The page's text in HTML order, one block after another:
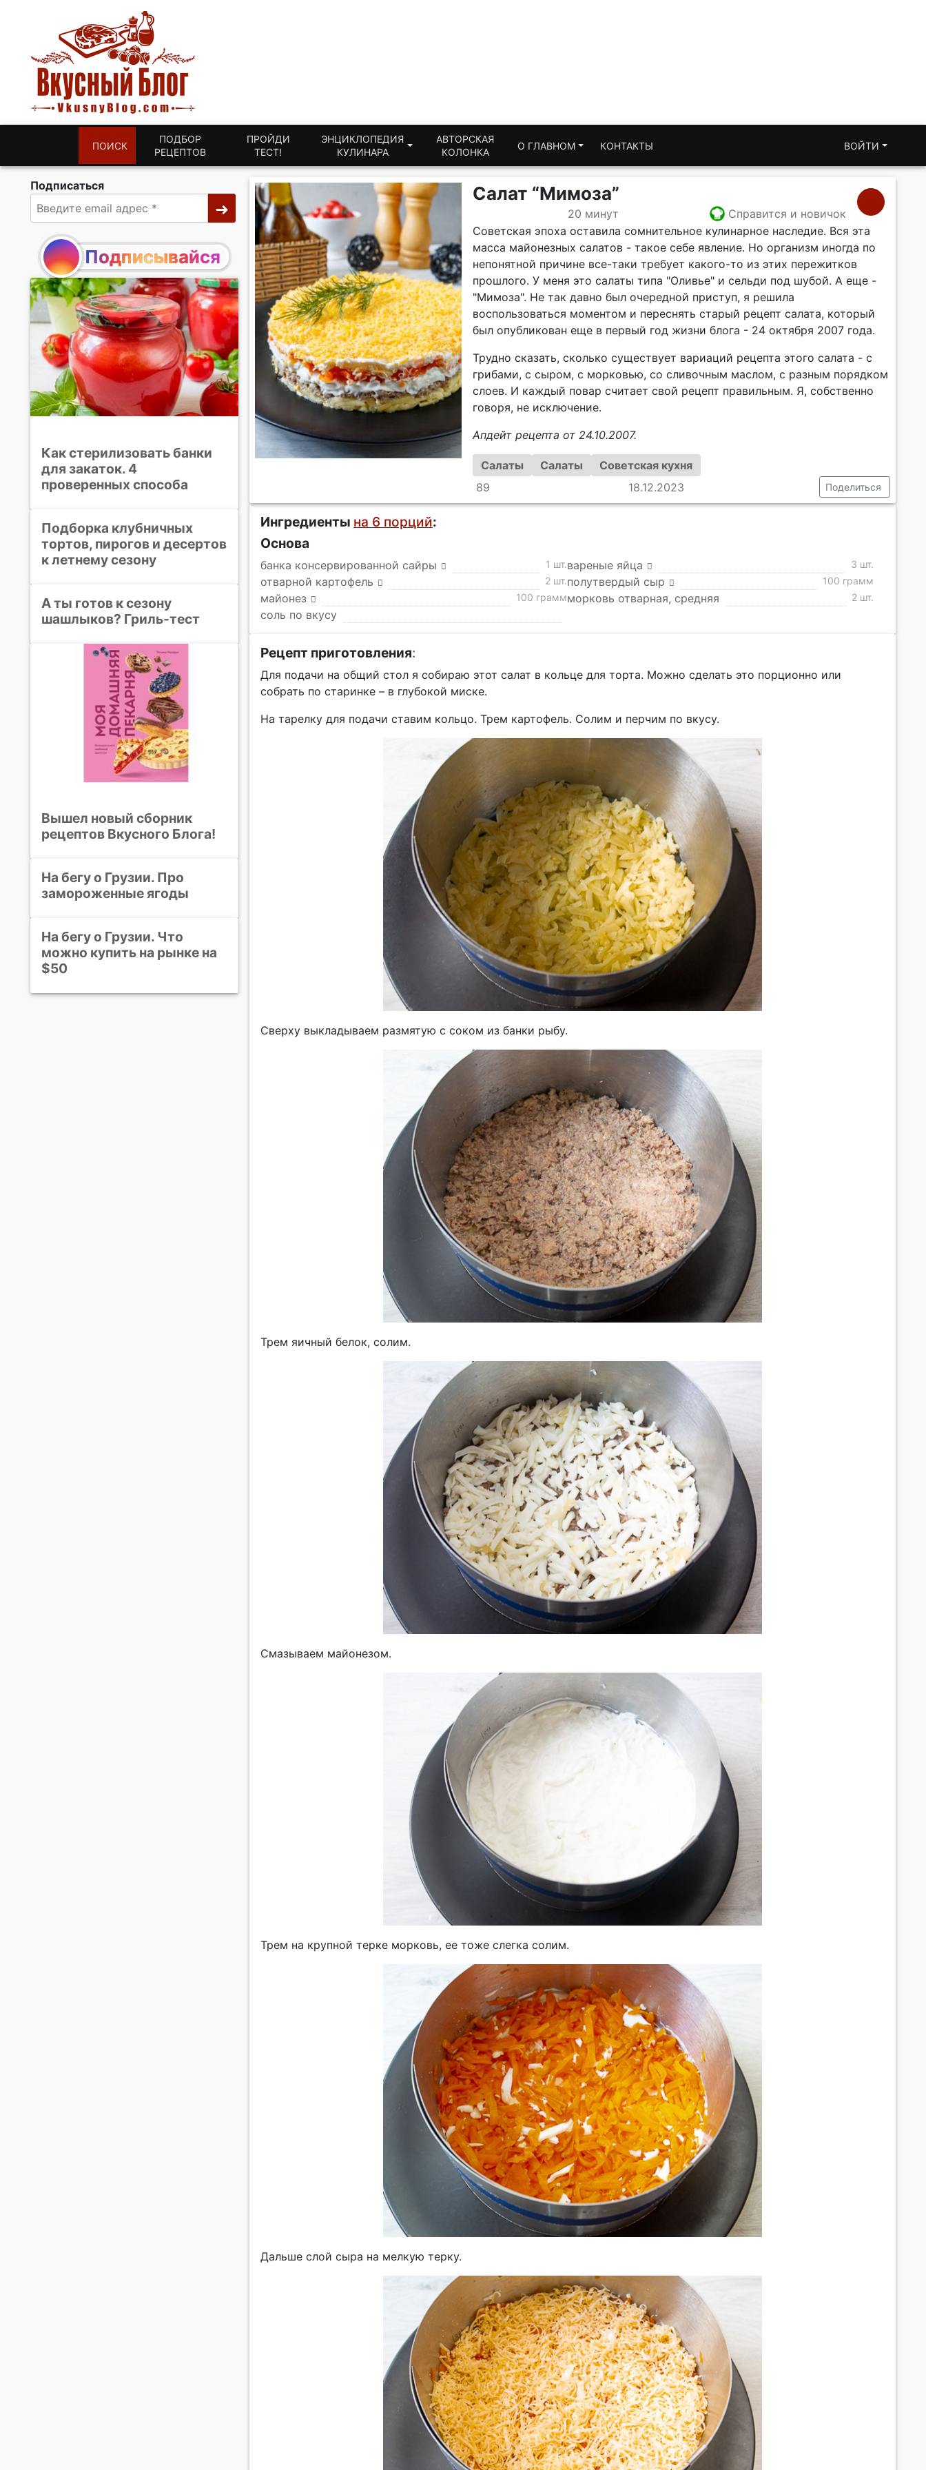
ПОИСК
ПОДБОР
РЕЦЕПТОВ
ПРОЙДИ
ТЕСТ!
ЭНЦИКЛОПЕДИЯ
КУЛИНАРА
АВТОРСКАЯ
КОЛОНКА
О ГЛАВНОМ КОНТАКТЫ ВОЙТИ
Салат “Мимоза”
20 минут
Справится и новичок
Советская эпоха оставила сомнительное кулинарное наследие. Вся эта
масса майонезных салатов - такое себе явление. Но организм иногда по
непонятной причине все-таки требует какого-то из этих пережитков
прошлого. У меня это салаты типа "Оливье" и сельди под шубой. А еще -
"Мимоза". Не так давно был очередной приступ, я решила
воспользоваться моментом и переснять старый рецепт салата, который
был опубликован еще в первый год жизни блога - 24 октября 2007 года.
Трудно сказать, сколько существует вариаций рецепта этого салата - с
грибами, с сыром, с морковью, со сливочным маслом, с разным порядком
слоев. И каждый повар считает свой рецепт правильным. Я, собственно
говоря, не исключение.
Апдейт рецепта от 24.10.2007.
Салаты Салаты
Советская кухня
89
18.12.2023 Поделиться
Ингредиенты на 6 порций:
Основа
банка консервированной сайры 1 шт.вареные яйца 3 шт.
отварной картофель 2 шт.полутвердый сыр 100 грамм
майонез 100 граммморковь отварная, средняя 2 шт.
соль по вкусу
Рецепт приготовления:
Для подачи на общий стол я собираю этот салат в кольце для торта. Можно сделать это порционно или
собрать по старинке – в глубокой миске.
На тарелку для подачи ставим кольцо. Трем картофель. Солим и перчим по вкусу.
Сверху выкладываем размятую с соком из банки рыбу.
Трем яичный белок, солим.
Смазываем майонезом.
Трем на крупной терке морковь, ее тоже слегка солим.
Дальше слой сыра на мелкую терку.
Подписаться
Подписывайся
Как стерилизовать банки
для закаток. 4
проверенных способа
Подборка клубничных
тортов, пирогов и десертов
к летнему сезону
А ты готов к сезону
шашлыков? Гриль-тест
Вышел новый сборник
рецептов Вкусного Блога!
На бегу о Грузии. Про
замороженные ягоды
На бегу о Грузии. Что
можно купить на рынке на
$50